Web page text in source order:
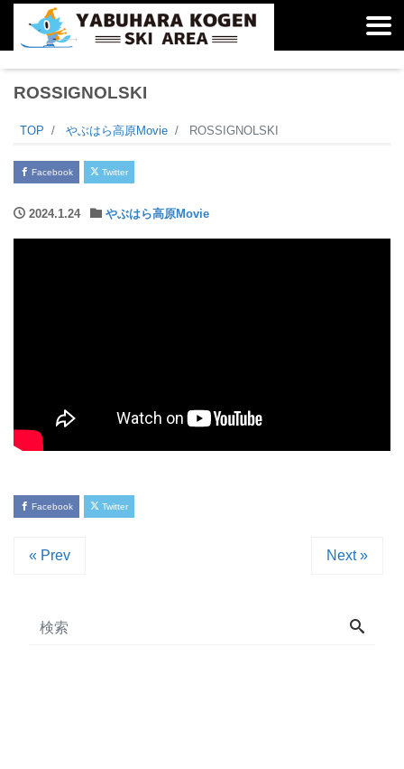
ROSSIGNOLSKI
TOP やぶはら高原Movie ROSSIGNOLSKI
Facebook Twitter
2024.1.24 やぶはら高原Movie
Facebook Twitter
« Prev Next »